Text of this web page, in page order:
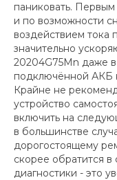
паниковать. Первым
и по возможности
воздействием тока
значительно
20204G75Mn даже
подключённой АКБ
Крайне не
устройство
включить на
в большинстве
дорогостоящему
скорее обратится
диагностики - это